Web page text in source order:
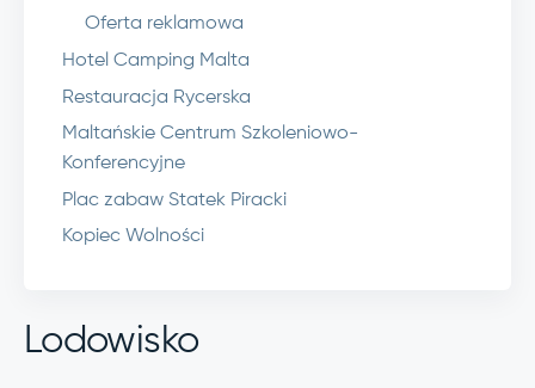
Oferta reklamowa
Hotel Camping Malta
Restauracja Rycerska
Maltańskie Centrum Szkoleniowo-
Konferencyjne
Plac zabaw Statek Piracki
Kopiec Wolności
Lodowisko